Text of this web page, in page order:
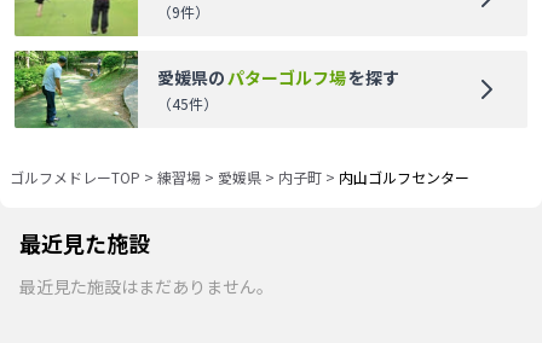
（9件）
愛媛県のパターゴルフ場を探す
（45件）
ゴルフメドレーTOP > 練習場 > 愛媛県 > 内子町 > 内山ゴルフセンター
最近見た施設
最近見た施設はまだありません。